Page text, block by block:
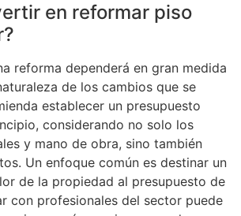
en reformar piso
reforma dependerá en gran medida
de los cambios que se
establecer un presupuesto
considerando no solo los
y mano de obra, sino también
Un enfoque común es destinar un
de la propiedad al presupuesto de
con profesionales del sector puede